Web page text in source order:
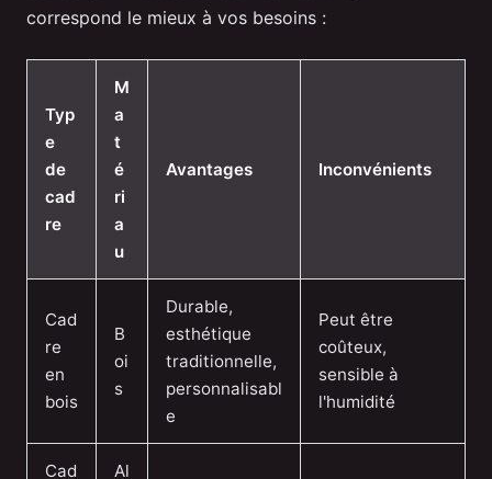
correspond le mieux à vos besoins :
Typ
e
de
cad
re
M
a
t
é
ri
a
u
Avantages Inconvénients
Cad
re
en
bois
B
oi
s
Durable,
esthétique
traditionnelle,
personnalisabl
e
Peut être
coûteux,
sensible à
l'humidité
Cad
Al